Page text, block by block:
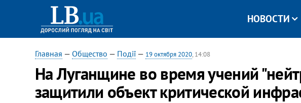
НОВОСТИ
Главная — Общество — Події— 19 октября 2020, 14:08
На Луганщине во время учений
защитили объект критической